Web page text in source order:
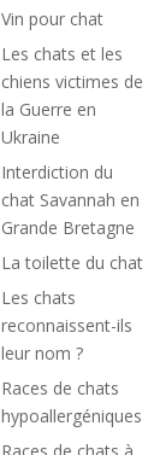
Vin pour chat
Les chats et les
chiens victimes de
la Guerre en
Ukraine
Interdiction du
chat Savannah en
Grande Bretagne
La toilette du chat
Les chats
reconnaissent-ils
leur nom ?
Races de chats
hypoallergéniques